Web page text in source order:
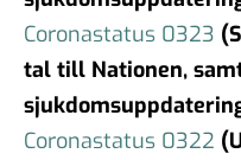
Coronastatus 0323
tal till Nationen,
Coronastatus 0322